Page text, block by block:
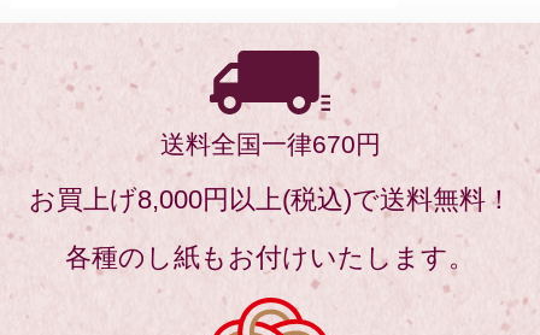
送料全国一律670円
お買上げ8,000円以上(税込)で送料無料！
各種のし紙もお付けいたします。